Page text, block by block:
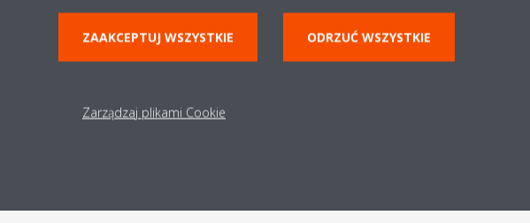
ZAAKCEPTUJ WSZYSTKIE ODRZUĆ WSZYSTKIE
Zarządzaj plikami Cookie